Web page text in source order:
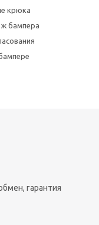
крюка
бампера
гарантия